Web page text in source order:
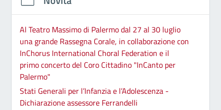
Al Teatro Massimo di Palermo dal 27 al 30 luglio
una grande Rassegna Corale, in collaborazione con
InChorus International Choral Federation e il
primo concerto del Coro Cittadino "InCanto per
Palermo"
Stati Generali per l’Infanzia e l’Adolescenza -
Dichiarazione assessore Ferrandelli